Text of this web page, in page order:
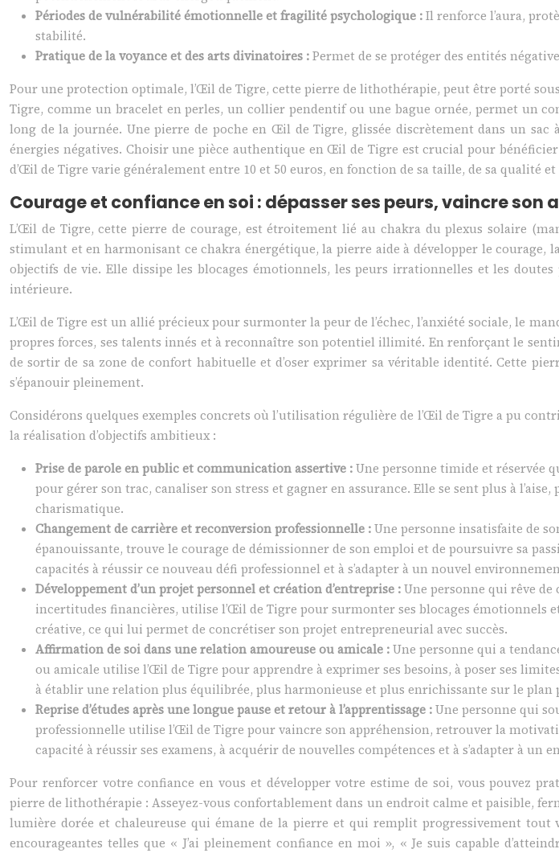
Périodes de vulnérabilité émotionnelle et fragilité psychologique :Il renforce l’aura,
stabilité.
Pratique de la voyance et des arts divinatoires :Permet de se protéger des entités
Pour une protection optimale, l’Œil de Tigre, cette pierre de lithothérapie, peut être porté
Tigre, comme un bracelet en perles, un collier pendentif ou une bague ornée, permet un
long de la journée. Une pierre de poche en Œil de Tigre, glissée discrètement dans un
énergies négatives. Choisir une pièce authentique en Œil de Tigre est crucial pour
d’Œil de Tigre varie généralement entre 10 et 50 euros, en fonction de sa taille, de sa qualité
Courage et confiance en soi : dépasser ses peurs, vaincre
L’Œil de Tigre, cette pierre de courage, est étroitement lié au chakra du plexus solaire
stimulant et en harmonisant ce chakra énergétique, la pierre aide à développer le
objectifs de vie. Elle dissipe les blocages émotionnels, les peurs irrationnelles et les
intérieure.
L’Œil de Tigre est un allié précieux pour surmonter la peur de l’échec, l’anxiété sociale, le
propres forces, ses talents innés et à reconnaître son potentiel illimité. En renforçant le
de sortir de sa zone de confort habituelle et d’oser exprimer sa véritable identité. Cette
s’épanouir pleinement.
Considérons quelques exemples concrets où l’utilisation régulière de l’Œil de Tigre a pu
la réalisation d’objectifs ambitieux :
Prise de parole en public et communication assertive :Une personne timide et réservée
pour gérer son trac, canaliser son stress et gagner en assurance. Elle se sent plus à
charismatique.
Changement de carrière et reconversion professionnelle :Une personne insatisfaite de
épanouissante, trouve le courage de démissionner de son emploi et de poursuivre sa
capacités à réussir ce nouveau défi professionnel et à s’adapter à un nouvel
Développement d’un projet personnel et création d’entreprise :Une personne qui rêve de
incertitudes financières, utilise l’Œil de Tigre pour surmonter ses blocages émotionnels
créative, ce qui lui permet de concrétiser son projet entrepreneurial avec succès.
Affirmation de soi dans une relation amoureuse ou amicale :Une personne qui a
ou amicale utilise l’Œil de Tigre pour apprendre à exprimer ses besoins, à poser ses
à établir une relation plus équilibrée, plus harmonieuse et plus enrichissante sur le plan
Reprise d’études après une longue pause et retour à l’apprentissage :Une personne qui
professionnelle utilise l’Œil de Tigre pour vaincre son appréhension, retrouver la
capacité à réussir ses examens, à acquérir de nouvelles compétences et à s’adapter à un
Pour renforcer votre confiance en vous et développer votre estime de soi, vous pouvez
pierre de lithothérapie : Asseyez-vous confortablement dans un endroit calme et paisible,
lumière dorée et chaleureuse qui émane de la pierre et qui remplit progressivement
encourageantes telles que « J’ai pleinement confiance en moi », « Je suis capable